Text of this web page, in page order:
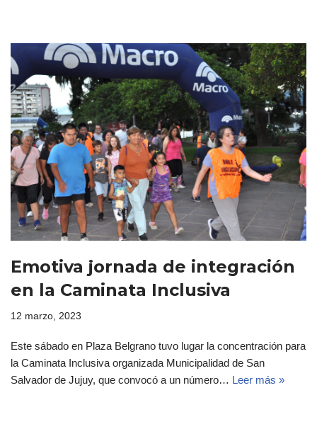
Emotiva jornada de integración
en la Caminata Inclusiva
12 marzo, 2023
Este sábado en Plaza Belgrano tuvo lugar la concentración para
la Caminata Inclusiva organizada Municipalidad de San
Salvador de Jujuy, que convocó a un número… Leer más »